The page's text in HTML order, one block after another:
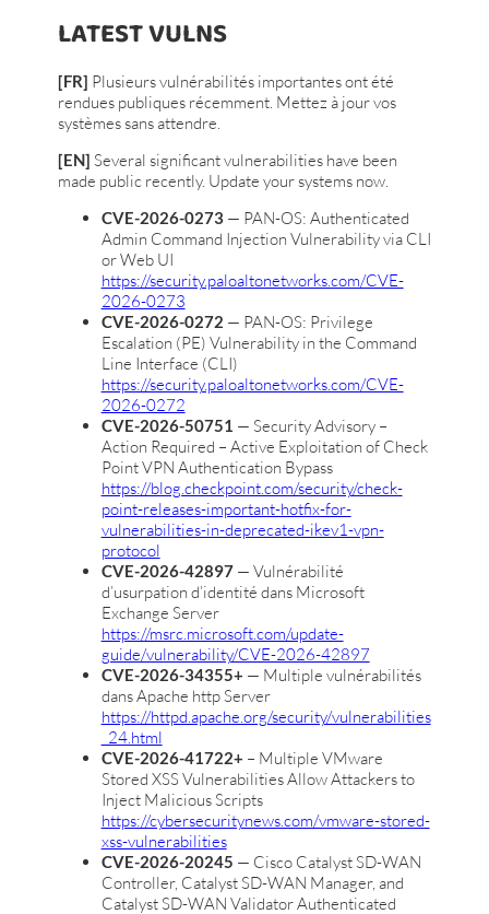
LATEST VULNS
[FR] Plusieurs vulnérabilités importantes ont été
rendues publiques récemment. Mettez à jour vos
systèmes sans attendre.
[EN] Several significant vulnerabilities have been
made public recently. Update your systems now.
CVE-2026-0273— PAN-OS: Authenticated
Admin Command Injection Vulnerability via CLI
or Web UI
https://security.paloaltonetworks.com/CVE-
2026-0273
CVE-2026-0272 — PAN-OS: Privilege
Escalation (PE) Vulnerability in the Command
Line Interface (CLI)
https://security.paloaltonetworks.com/CVE-
2026-0272
CVE-2026-50751 — Security Advisory –
Action Required – Active Exploitation of Check
Point VPN Authentication Bypass
https://blog.checkpoint.com/security/check-
point-releases-important-hotfix-for-
vulnerabilities-in-deprecated-ikev1-vpn-
protocol
CVE-2026-42897— Vulnérabilité
d’usurpation d’identité dans Microsoft
Exchange Server
https://msrc.microsoft.com/update-
guide/vulnerability/CVE-2026-42897
CVE-2026-34355+ — Multiple vulnérabilités
dans Apache http Server
https://httpd.apache.org/security/vulnerabilities
_24.html
CVE-2026-41722+ – Multiple VMware
Stored XSS Vulnerabilities Allow Attackers to
Inject Malicious Scripts
https://cybersecuritynews.com/vmware-stored-
xss-vulnerabilities
CVE-2026-20245 — Cisco Catalyst SD-WAN
Controller, Catalyst SD-WAN Manager, and
Catalyst SD-WAN Validator Authenticated